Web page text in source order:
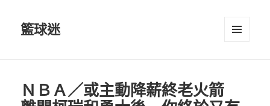
籃球迷
ＮＢＡ／或主動降薪終老火箭